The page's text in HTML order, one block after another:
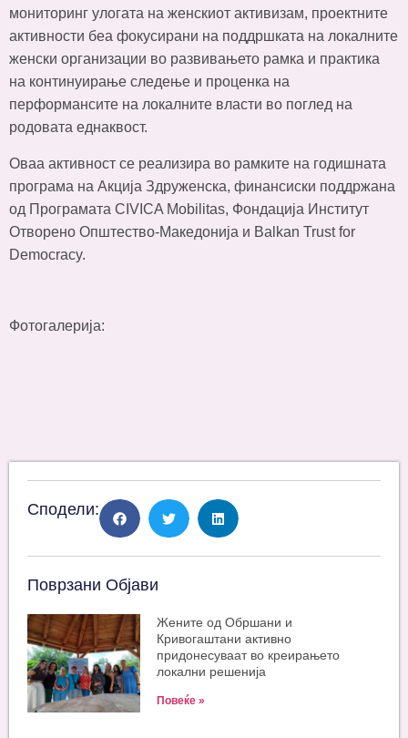
мониторинг улогата на женскиот активизам, проектните
активности беа фокусирани на поддршката на локалните
женски организации во развивањето рамка и практика
на континуирање следење и проценка на
перформансите на локалните власти во поглед на
родовата еднаквост.
Оваа активност се реализира во рамките на годишната
програма на Акција Здруженска, финансиски поддржана
од Програмата CIVICA Mobilitas, Фондација Институт
Отворено Општество-Македонија и Balkan Trust for
Democracy.
Фотогалерија:
Сподели:
Поврзани Објави
Жените од Обршани и
Кривогаштани активно
придонесуваат во креирањето
локални решенија
Повеќе »